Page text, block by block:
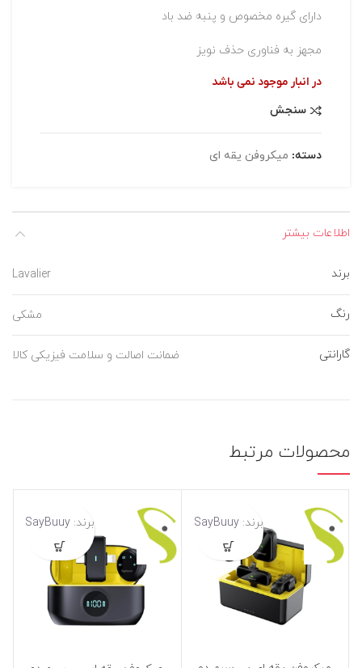
دارای گیره مخصوص و پنبه ضد باد
مجهز به فناوری حذف نویز
در انبار موجود نمی باشد
سنجش
دسته: میکروفن یقه ای
اطلاعات بیشتر
برند Lavalier
رنگ مشکی
گارانتی ضمانت اصالت و سلامت فیزیکی کالا
محصولات مرتبط
برند:SayBuuy برند: SayBuuy